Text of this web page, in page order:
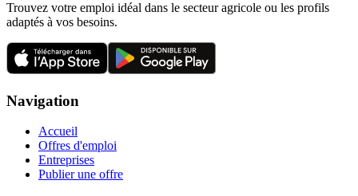
Trouvez votre emploi idéal dans le secteur agricole ou les profils
adaptés à vos besoins.
Navigation
Accueil
Offres d'emploi
Entreprises
Publier une offre